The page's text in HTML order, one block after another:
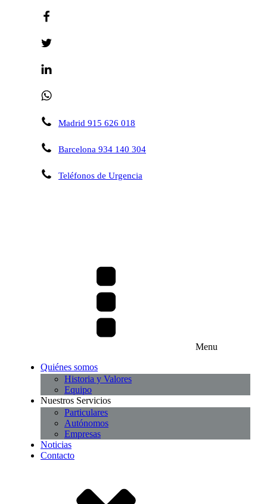
Madrid 915 626 018
Barcelona 934 140 304
Teléfonos de Urgencia
Menu
Quiénes somos
Historia y Valores
Equipo
Nuestros Servicios
Particulares
Autónomos
Empresas
Noticias
Contacto